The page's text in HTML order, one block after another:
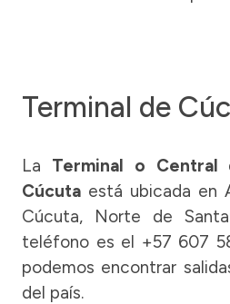
Terminal de
La Terminal o Central
Cúcuta está ubicada en
Cúcuta, Norte de
teléfono es el +57 607
podemos encontrar
del país.